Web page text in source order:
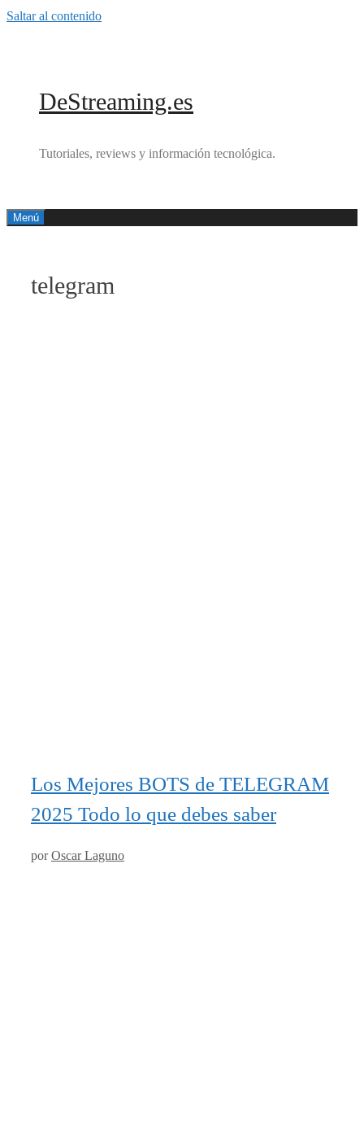
Saltar al contenido
DeStreaming.es
Tutoriales, reviews y información tecnológica.
Menú
telegram
Los Mejores BOTS de TELEGRAM
2025 Todo lo que debes saber
porOscar Laguno